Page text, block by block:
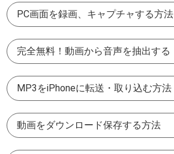
PC画面を録画、キャプチャする方法
完全無料！動画から音声を抽出する
MP3をiPhoneに転送・取り込む方法
動画をダウンロード保存する方法